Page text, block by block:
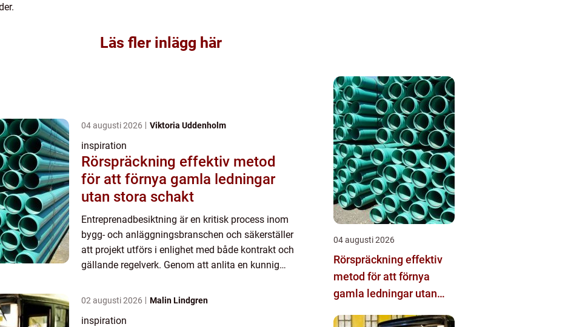
Läs fler inlägg här
04 augusti 2026 Viktoria Uddenholm
inspiration
Rörspräckning effektiv metod
för att förnya gamla ledningar
utan stora schakt
Entreprenadbesiktning är en kritisk process inom
bygg- och anläggningsbranschen och säkerställer
att projekt utförs i enlighet med både kontrakt och
gällande regelverk. Genom att anlita en kunnig
02 augusti 2026 Malin Lindgren
inspiration
04 augusti 2026
Rörspräckning effektiv
metod för att förnya
gamla ledningar utan